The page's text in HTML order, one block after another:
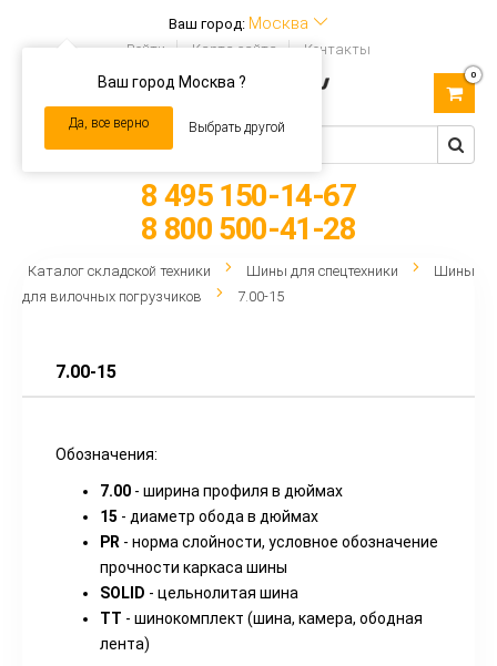
Ваш город: Москва
Ваш город Москва ?
Да, все верно Выбрать другой
Войти Карта сайта Контакты
navigation
0
8 495 150-14-67
8 800 500-41-28
Каталог складской техники Шины для спецтехники
Шины
для вилочных погрузчиков
7.00-15
7.00-15
Обозначения:
7.00 - ширина профиля в дюймах
15 - диаметр обода в дюймах
PR - норма слойности, условное обозначение
прочности каркаса шины
SOLID - цельнолитая шина
TT - шинокомплект (шина, камера, ободная
лента)